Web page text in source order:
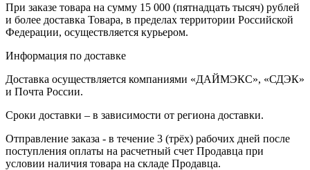
При заказе товара на сумму 15 000 (пятнадцать тысяч) рублей
и более доставка Товара, в пределах территории Российской
Федерации, осуществляется курьером.
Информация по доставке
Доставка осуществляется компаниями «ДАЙМЭКС», «СДЭК»
и Почта России.
Сроки доставки – в зависимости от региона доставки.
Отправление заказа - в течение 3 (трёх) рабочих дней после
поступления оплаты на расчетный счет Продавца при
условии наличия товара на складе Продавца.